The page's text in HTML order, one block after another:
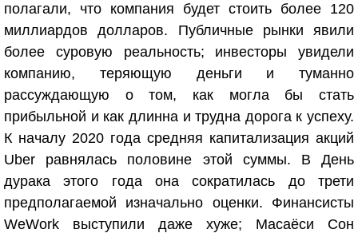
полагали, что компания будет стоить более 120
миллиардов долларов. Публичные рынки явили
более суровую реальность; инвесторы увидели
компанию, теряющую деньги и туманно
рассуждающую о том, как могла бы стать
прибыльной и как длинна и трудна дорога к успеху.
К началу 2020 года средняя капитализация акций
Uber равнялась половине этой суммы. В День
дурака этого года она сократилась до трети
предполагаемой изначально оценки. Финансисты
WeWork выступили даже хуже; Масаёси Сон